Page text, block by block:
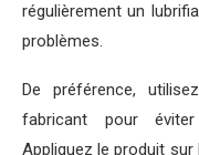
régulièrement un
problèmes.
De préférence,
fabricant pour éviter
Appliquez le produit